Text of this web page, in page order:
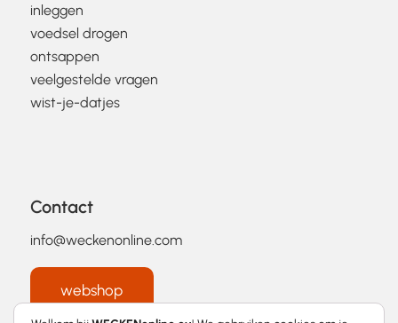
inleggen
voedsel drogen
ontsappen
veelgestelde vragen
wist-je-datjes
Contact
info@weckenonline.com
webshop